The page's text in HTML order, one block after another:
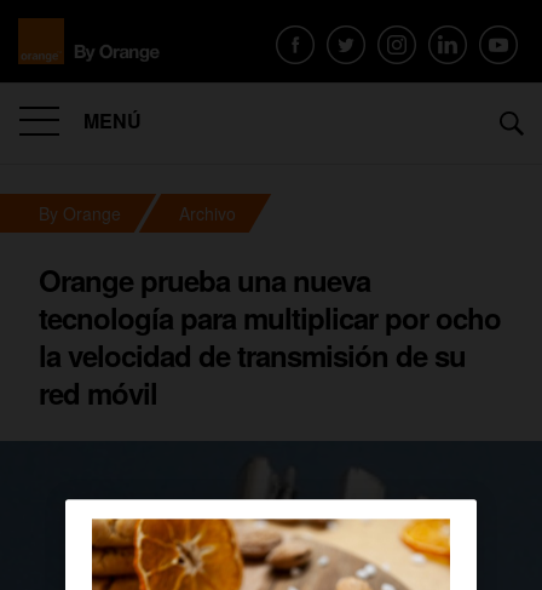
MENÚ
By Orange Archivo
Orange prueba una nueva
tecnología para multiplicar por ocho
la velocidad de transmisión de su
red móvil